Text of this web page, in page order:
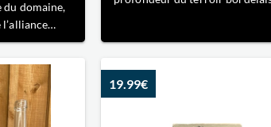
domaine,
et la
des
et de
terroir
arômes fruités. Ses notes de
rouges en font un condiment
19.99€